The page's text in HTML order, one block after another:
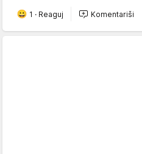
1 · Reaguj Komentariši